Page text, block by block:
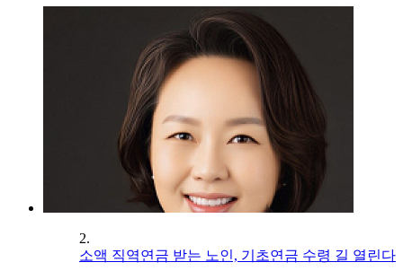
2.
소액 직역연금 받는 노인, 기초연금 수령 길 열린다